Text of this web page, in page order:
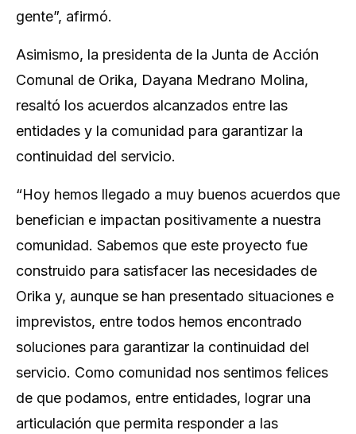
gente”, afirmó.
Asimismo, la presidenta de la Junta de Acción
Comunal de Orika, Dayana Medrano Molina,
resaltó los acuerdos alcanzados entre las
entidades y la comunidad para garantizar la
continuidad del servicio.
“Hoy hemos llegado a muy buenos acuerdos que
benefician e impactan positivamente a nuestra
comunidad. Sabemos que este proyecto fue
construido para satisfacer las necesidades de
Orika y, aunque se han presentado situaciones e
imprevistos, entre todos hemos encontrado
soluciones para garantizar la continuidad del
servicio. Como comunidad nos sentimos felices
de que podamos, entre entidades, lograr una
articulación que permita responder a las